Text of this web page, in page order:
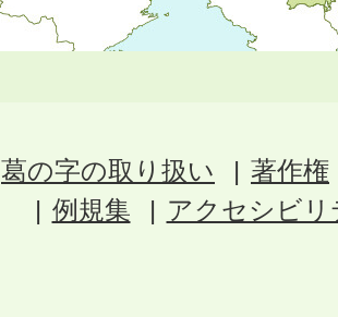
葛の字の取り扱い
著作権
例規集
アクセシビ